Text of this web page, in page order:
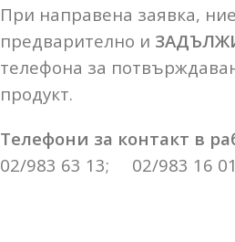
При направена заявка,
предварително и
телефона за
продукт.
Телефони за контакт в
02/983 63 13; 02/983 16